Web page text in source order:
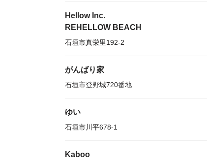
Hellow Inc.
REHELLOW BEACH
石垣市真栄里192-2
がんばり家
石垣市登野城720番地
ゆい
石垣市川平678-1
Kaboo